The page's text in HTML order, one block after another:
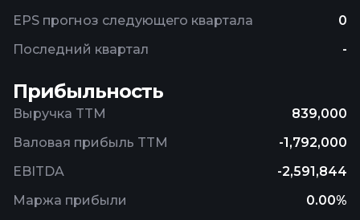
EPS прогноз следующего квартала
0
Последний квартал
-
Прибыльность
Выручка TTM
839,000
Валовая прибыль TTM
-1,792,000
EBITDA
-2,591,844
Маржа прибыли
0.00%